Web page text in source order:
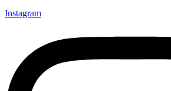
Instagram